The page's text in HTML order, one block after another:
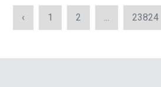
‹ 1 2 ... 23824